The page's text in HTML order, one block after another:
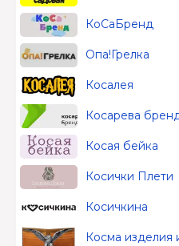
КоСаБренд
Опа!Грелка
Косалея
Косарева
Косая бейка
Косички Плети
Косичкина
Косма изделия